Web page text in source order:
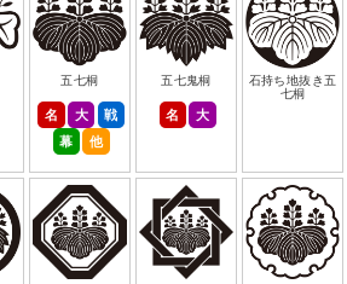
五七桐
名 大
戦
幕
他
五七鬼桐
名 大
石持ち地抜き五
七桐